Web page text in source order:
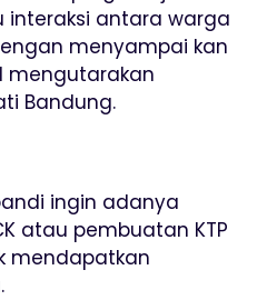
antara warga
menyampai kan
mengutarakan
Bandung.
ingin adanya
atau pembuatan KTP
mendapatkan